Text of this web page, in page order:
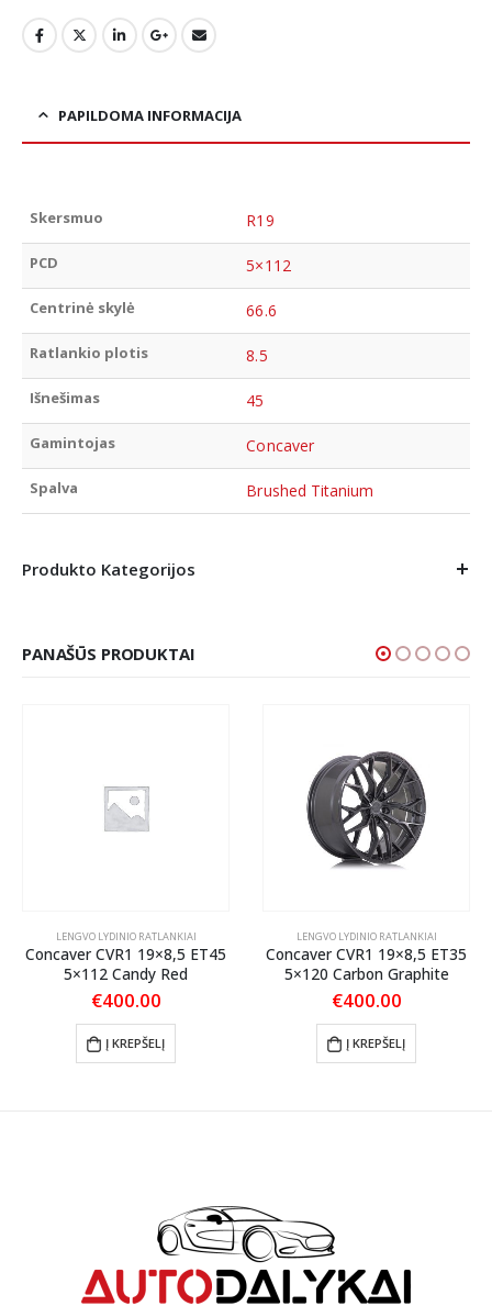
PAPILDOMA INFORMACIJA
Skersmuo R19
PCD 5×112
Centrinė skylė 66.6
Ratlankio plotis 8.5
Išnešimas 45
Gamintojas Concaver
Spalva Brushed Titanium
Produkto Kategorijos
PANAŠŪS PRODUKTAI
LENGVO LYDINIO RATLANKIAI
Concaver CVR1 19×8,5 ET45
5×112 Candy Red
€400.00
Į KREPŠELĮ
LENGVO LYDINIO RATLANKIAI
Concaver CVR1 19×8,5 ET35
5×120 Carbon Graphite
€400.00
Į KREPŠELĮ